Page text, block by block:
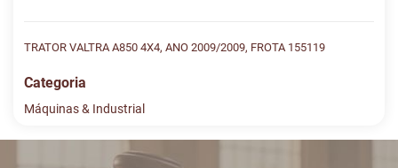
TRATOR VALTRA A850 4X4, ANO 2009/2009, FROTA 155119
Categoria
Máquinas & Industrial
conosco pelo whatsapp: